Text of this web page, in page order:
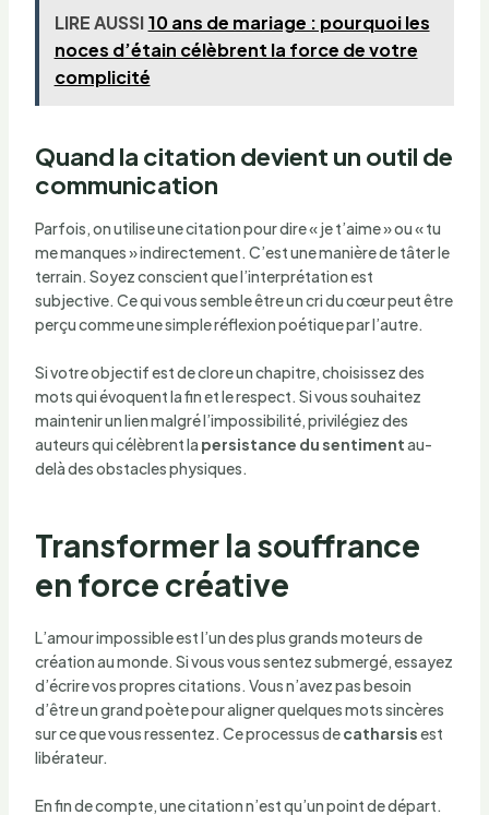
LIRE AUSSI 10 ans de mariage : pourquoi les
noces d’étain célèbrent la force de votre
complicité
Quand la citation devient un outil de
communication
Parfois, on utilise une citation pour dire « je t’aime » ou « tu
me manques » indirectement. C’est une manière de tâter le
terrain. Soyez conscient que l’interprétation est
subjective. Ce qui vous semble être un cri du cœur peut être
perçu comme une simple réflexion poétique par l’autre.
Si votre objectif est de clore un chapitre, choisissez des
mots qui évoquent la fin et le respect. Si vous souhaitez
maintenir un lien malgré l’impossibilité, privilégiez des
auteurs qui célèbrent la persistance du sentimentau-
delà des obstacles physiques.
Transformer la souffrance
en force créative
L’amour impossible est l’un des plus grands moteurs de
création au monde. Si vous vous sentez submergé, essayez
d’écrire vos propres citations. Vous n’avez pas besoin
d’être un grand poète pour aligner quelques mots sincères
sur ce que vous ressentez. Ce processus decatharsisest
libérateur.
En fin de compte, une citation n’est qu’un point de départ.